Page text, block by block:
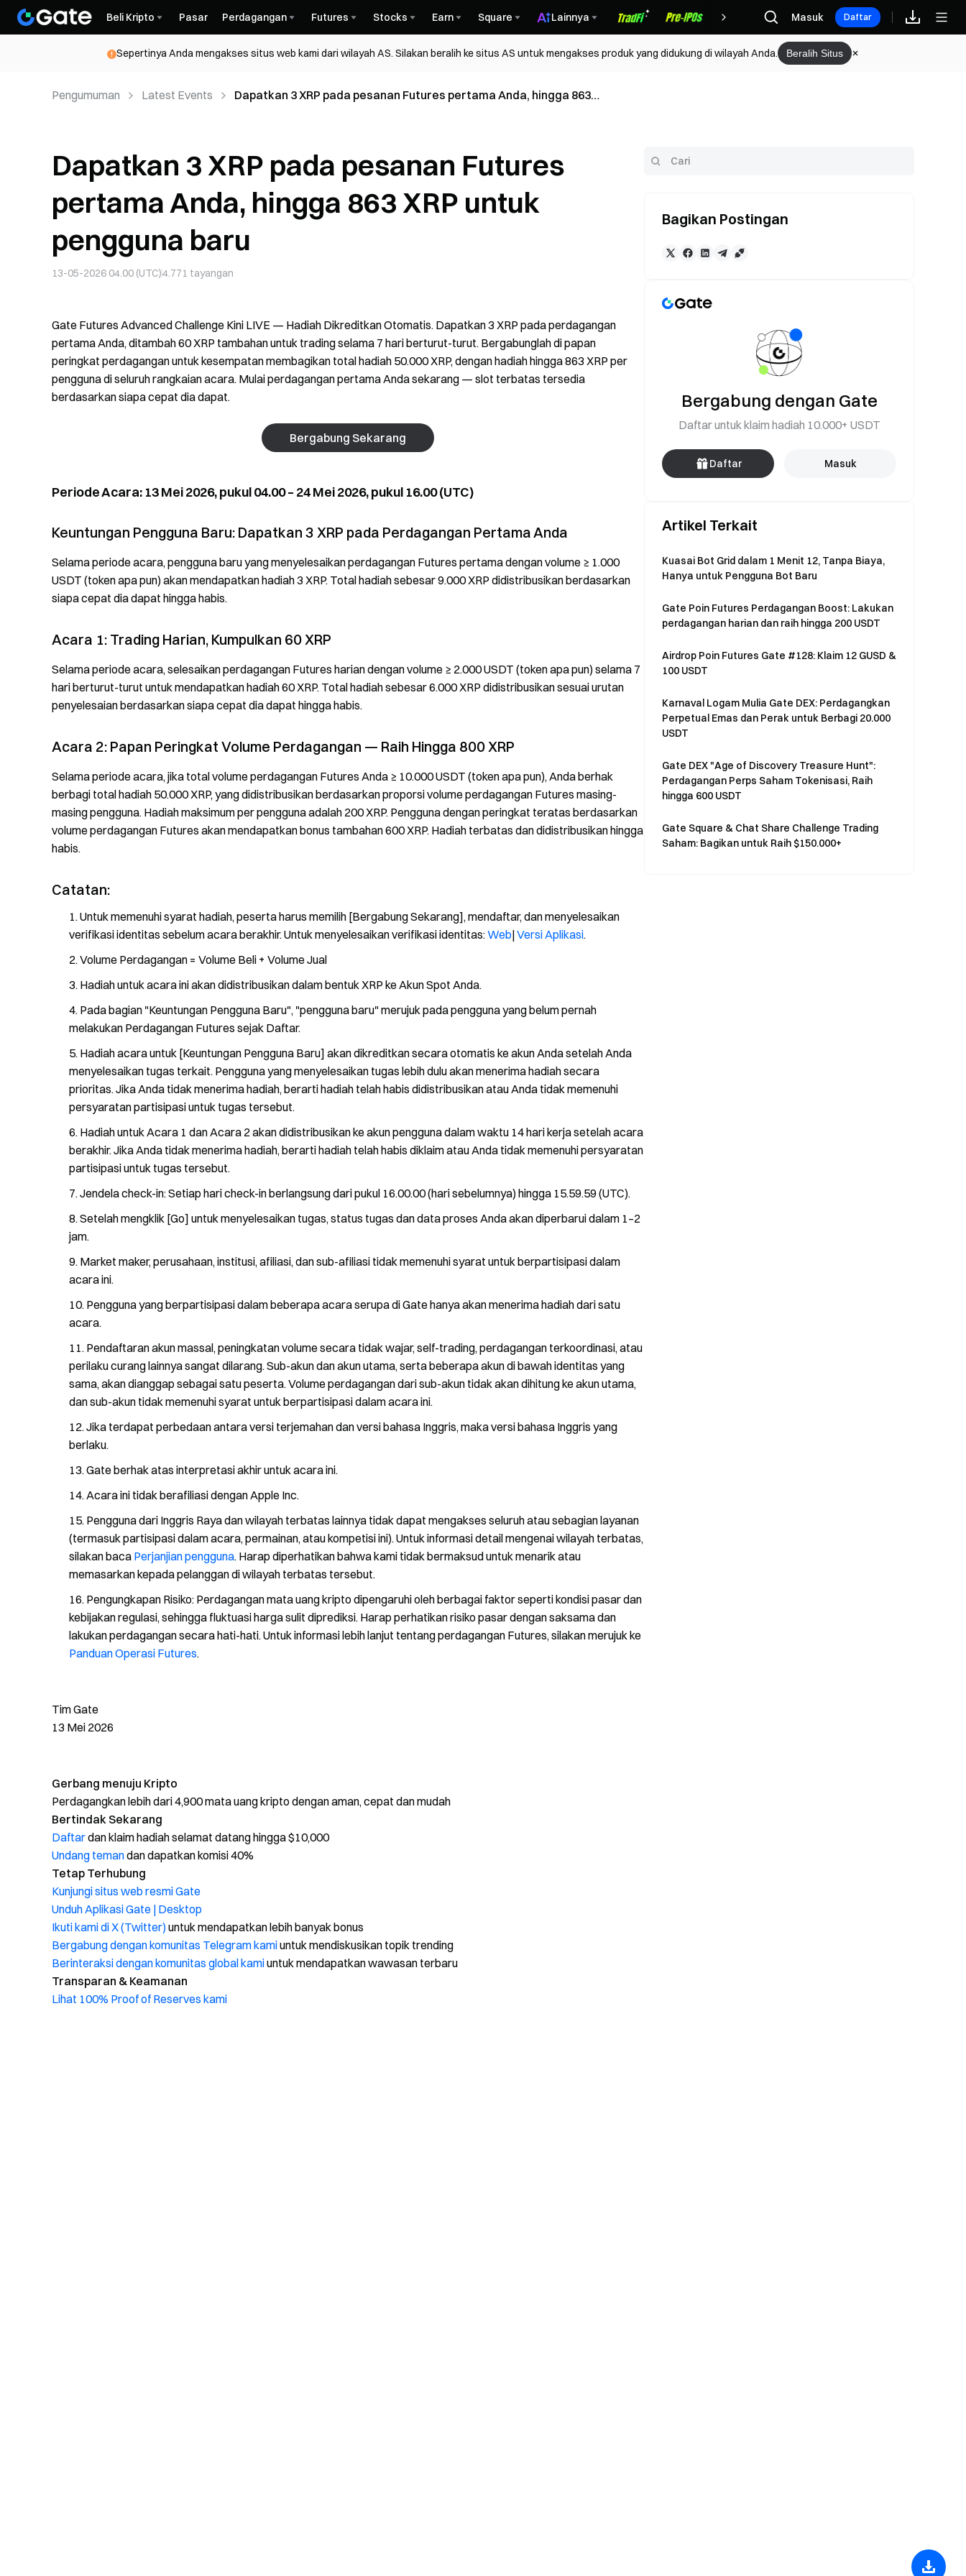
Beli Kripto Pasar Perdagangan Futures Stocks Earn Square Lainnya HadiahMasuk Daftar
Sepertinya Anda mengakses situs web kami dari wilayah AS. Silakan beralih ke situs AS untuk mengakses produk yang didukung di wilayah Anda. Beralih Situs
Pengumuman Latest Events
Dapatkan 3 XRP pada pesanan Futures pertama Anda, hingga 863
Dapatkan 3 XRP pada pesanan Futures
pertama Anda, hingga 863 XRP untuk
pengguna baru
13-05-2026 04.00 (UTC)4.771 tayangan
Gate Futures Advanced Challenge Kini LIVE — Hadiah Dikreditkan Otomatis. Dapatkan 3 XRP pada perdagangan
pertama Anda, ditambah 60 XRP tambahan untuk trading selama 7 hari berturut-turut. Bergabunglah di papan
peringkat perdagangan untuk kesempatan membagikan total hadiah 50.000 XRP, dengan hadiah hingga 863 XRP per
pengguna di seluruh rangkaian acara. Mulai perdagangan pertama Anda sekarang — slot terbatas tersedia
berdasarkan siapa cepat dia dapat.
Bergabung Sekarang
Periode Acara: 13 Mei 2026, pukul 04.00 – 24 Mei 2026, pukul 16.00 (UTC)
Keuntungan Pengguna Baru: Dapatkan 3 XRP pada Perdagangan Pertama Anda
Selama periode acara, pengguna baru yang menyelesaikan perdagangan Futures pertama dengan volume ≥ 1.000
USDT (token apa pun) akan mendapatkan hadiah 3 XRP. Total hadiah sebesar 9.000 XRP didistribusikan berdasarkan
siapa cepat dia dapat hingga habis.
Acara 1: Trading Harian, Kumpulkan 60 XRP
Selama periode acara, selesaikan perdagangan Futures harian dengan volume ≥ 2.000 USDT (token apa pun) selama 7
hari berturut-turut untuk mendapatkan hadiah 60 XRP. Total hadiah sebesar 6.000 XRP didistribusikan sesuai urutan
penyelesaian berdasarkan siapa cepat dia dapat hingga habis.
Acara 2: Papan Peringkat Volume Perdagangan — Raih Hingga 800 XRP
Selama periode acara, jika total volume perdagangan Futures Anda ≥ 10.000 USDT (token apa pun), Anda berhak
berbagi total hadiah 50.000 XRP, yang didistribusikan berdasarkan proporsi volume perdagangan Futures masing-
masing pengguna. Hadiah maksimum per pengguna adalah 200 XRP. Pengguna dengan peringkat teratas berdasarkan
volume perdagangan Futures akan mendapatkan bonus tambahan 600 XRP. Hadiah terbatas dan didistribusikan hingga
habis.
Catatan:
Untuk memenuhi syarat hadiah, peserta harus memilih [Bergabung Sekarang], mendaftar, dan menyelesaikan
verifikasi identitas sebelum acara berakhir. Untuk menyelesaikan verifikasi identitas:Web|Versi Aplikasi.
Volume Perdagangan = Volume Beli + Volume Jual
Hadiah untuk acara ini akan didistribusikan dalam bentuk XRP ke Akun Spot Anda.
Pada bagian "Keuntungan Pengguna Baru", "pengguna baru" merujuk pada pengguna yang belum pernah
melakukan Perdagangan Futures sejak Daftar.
Hadiah acara untuk [Keuntungan Pengguna Baru] akan dikreditkan secara otomatis ke akun Anda setelah Anda
menyelesaikan tugas terkait. Pengguna yang menyelesaikan tugas lebih dulu akan menerima hadiah secara
prioritas. Jika Anda tidak menerima hadiah, berarti hadiah telah habis didistribusikan atau Anda tidak memenuhi
persyaratan partisipasi untuk tugas tersebut.
Hadiah untuk Acara 1 dan Acara 2 akan didistribusikan ke akun pengguna dalam waktu 14 hari kerja setelah acara
berakhir. Jika Anda tidak menerima hadiah, berarti hadiah telah habis diklaim atau Anda tidak memenuhi persyaratan
partisipasi untuk tugas tersebut.
Jendela check-in: Setiap hari check-in berlangsung dari pukul 16.00.00 (hari sebelumnya) hingga 15.59.59 (UTC).
Setelah mengklik [Go] untuk menyelesaikan tugas, status tugas dan data proses Anda akan diperbarui dalam 1–2
jam.
Market maker, perusahaan, institusi, afiliasi, dan sub-afiliasi tidak memenuhi syarat untuk berpartisipasi dalam
acara ini.
Pengguna yang berpartisipasi dalam beberapa acara serupa di Gate hanya akan menerima hadiah dari satu
acara.
Pendaftaran akun massal, peningkatan volume secara tidak wajar, self-trading, perdagangan terkoordinasi, atau
perilaku curang lainnya sangat dilarang. Sub-akun dan akun utama, serta beberapa akun di bawah identitas yang
sama, akan dianggap sebagai satu peserta. Volume perdagangan dari sub-akun tidak akan dihitung ke akun utama,
dan sub-akun tidak memenuhi syarat untuk berpartisipasi dalam acara ini.
Jika terdapat perbedaan antara versi terjemahan dan versi bahasa Inggris, maka versi bahasa Inggris yang
berlaku.
Gate berhak atas interpretasi akhir untuk acara ini.
Acara ini tidak berafiliasi dengan Apple Inc.
Pengguna dari Inggris Raya dan wilayah terbatas lainnya tidak dapat mengakses seluruh atau sebagian layanan
(termasuk partisipasi dalam acara, permainan, atau kompetisi ini). Untuk informasi detail mengenai wilayah terbatas,
silakan baca Perjanjian pengguna. Harap diperhatikan bahwa kami tidak bermaksud untuk menarik atau
memasarkan kepada pelanggan di wilayah terbatas tersebut.
Pengungkapan Risiko: Perdagangan mata uang kripto dipengaruhi oleh berbagai faktor seperti kondisi pasar dan
kebijakan regulasi, sehingga fluktuasi harga sulit diprediksi. Harap perhatikan risiko pasar dengan saksama dan
lakukan perdagangan secara hati-hati. Untuk informasi lebih lanjut tentang perdagangan Futures, silakan merujuk ke
Panduan Operasi Futures.
Tim Gate
13 Mei 2026
Gerbang menuju Kripto
Perdagangkan lebih dari 4,900 mata uang kripto dengan aman, cepat dan mudah
Bertindak Sekarang
Daftardan klaim hadiah selamat datang hingga $10,000
Undang temandan dapatkan komisi 40%
Tetap Terhubung
Kunjungi situs web resmi Gate
Unduh Aplikasi Gate | Desktop
Ikuti kami di X (Twitter)untuk mendapatkan lebih banyak bonus
Bergabung dengan komunitas Telegram kamiuntuk mendiskusikan topik trending
Berinteraksi dengan komunitas global kamiuntuk mendapatkan wawasan terbaru
Transparan & Keamanan
Lihat 100% Proof of Reserves kami
Bagikan Postingan
Bergabung dengan Gate
Daftar untuk klaim hadiah 10.000+ USDT
Daftar Masuk
Artikel Terkait
Kuasai Bot Grid dalam 1 Menit 12, Tanpa Biaya,
Hanya untuk Pengguna Bot Baru
Gate Poin Futures Perdagangan Boost: Lakukan
perdagangan harian dan raih hingga 200 USDT
Airdrop Poin Futures Gate #128: Klaim 12 GUSD &
100 USDT
Karnaval Logam Mulia Gate DEX: Perdagangkan
Perpetual Emas dan Perak untuk Berbagi 20.000
USDT
Gate DEX "Age of Discovery Treasure Hunt":
Perdagangan Perps Saham Tokenisasi, Raih
hingga 600 USDT
Gate Square & Chat Share Challenge Trading
Saham: Bagikan untuk Raih $150.000+